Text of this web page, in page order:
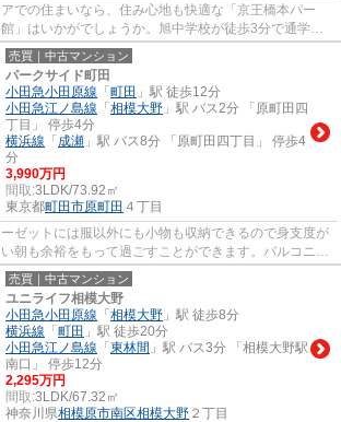
での住まいなら、住み心地も快適な「京王橋本パー
」はいかがでしょうか。旭中学校が徒歩3分で通学に
のことでお悩みでしたら、...
売買｜中古マンション
パークサイド町田
小田急小田原線 「 町田 」駅 徒歩12分
小田急江ノ島線 「 相模大野 」駅 バス2分 「原町田四
丁目」 停歩4分
横浜線 「 成瀬 」駅 バス8分 「原町田四丁目」 停歩4
分
3,990万円
間取:3LDK/73.92㎡
東京都町田市原町田 ４丁目
ゼットには服以外にも小物も収納できるので身支度が
朝も余裕をもって過ごすことができます。バルコニー
す。シューズボックス...
売買｜中古マンション
ユニライフ相模大野
小田急小田原線 「 相模大野 」駅 徒歩8分
横浜線 「 町田 」駅 徒歩20分
小田急江ノ島線 「 東林間 」駅 バス3分 「相模大野駅
南口」 停歩12分
2,295万円
間取:3LDK/67.32㎡
神奈川県相模原市南区相模大野 ２丁目